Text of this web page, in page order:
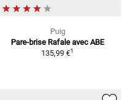
Puig
Pare-brise Rafale avec ABE
135,99 €1